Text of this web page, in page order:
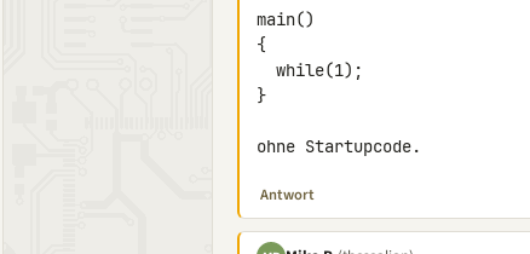
main()
{
}
ohne Startupcode.
Antwort